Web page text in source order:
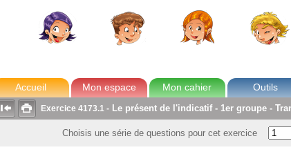
Accueil Mon espace Mon cahier Outils
  Exercice 4173.1- Le présent de l'indicatif - 1er groupe -
Choisis une série de questions pour cet exercice